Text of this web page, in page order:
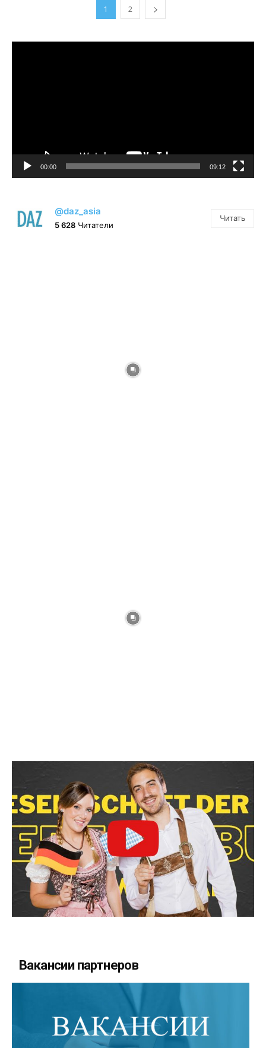
1 2
00:00 09:12
@daz_asia
5 628 Читатели
Читать
Вакансии партнеров